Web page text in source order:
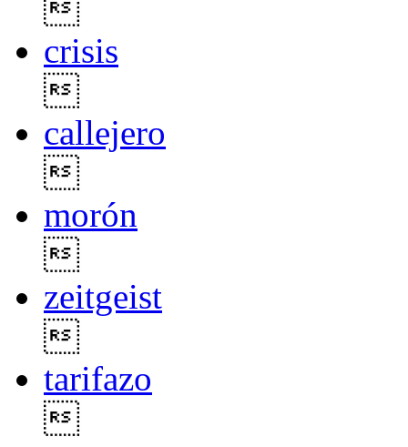
crisis
callejero
morón
zeitgeist
tarifazo